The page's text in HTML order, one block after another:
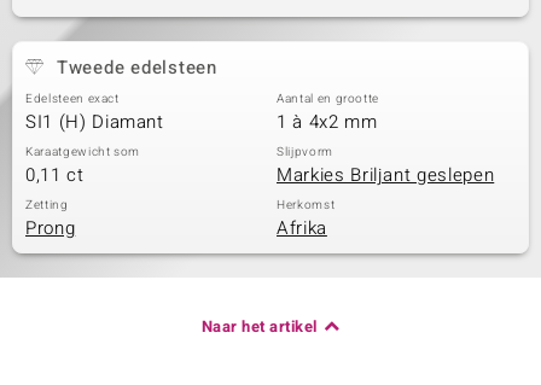
Tweede edelsteen
Edelsteen exact
SI1 (H) Diamant
Aantal en grootte
1 à 4x2 mm
Karaatgewicht som
0,11 ct
Slijpvorm
Markies Briljant geslepen
Zetting
Prong
Herkomst
Afrika
Naar het artikel